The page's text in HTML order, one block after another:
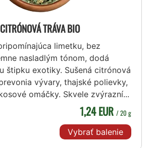
CITRÓNOVÁ TRÁVA BIO
limetku, bez
nasladlým tónom, dodá
štipku exotiky. Sušená citrónová
vývary, thajské polievky,
omáčky. Skvele zvýrazní...
1,24 EUR / 20 g
Vybrať balenie